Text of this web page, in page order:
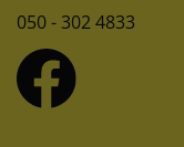
050 - 302 4833